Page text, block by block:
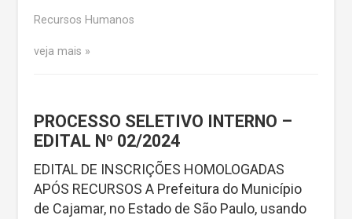
Recursos Humanos
veja mais
PROCESSO SELETIVO INTERNO –
EDITAL Nº 02/2024
EDITAL DE INSCRIÇÕES HOMOLOGADAS
APÓS RECURSOS A Prefeitura do Município
de Cajamar, no Estado de São Paulo, usando